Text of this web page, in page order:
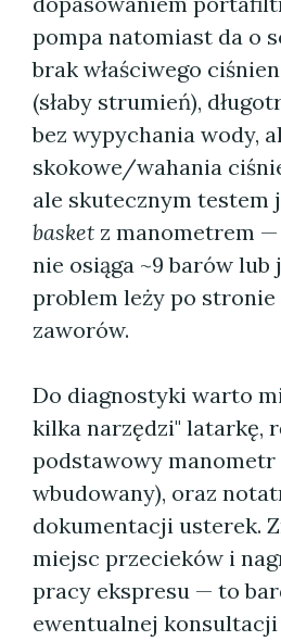
pompa natomiast da o
brak właściwego
(słaby strumień),
bez wypychania wody,
skokowe/wahania
ale skutecznym testem
basket z manometrem
nie osiąga ~9 barów lub
problem leży po stronie
zaworów.
Do diagnostyki warto
kilka narzędzi" latarkę,
podstawowy
wbudowany), oraz
dokumentacji usterek.
miejsc przecieków i
pracy ekspresu — to
ewentualnej konsultacji